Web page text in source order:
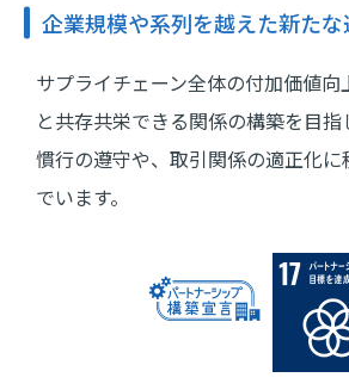
企業規模や系列を越えた新た
サプライチェーン全体の付加価値向
と共存共栄できる関係の構築を目
慣行の遵守や、取引関係の適正化
でいます。